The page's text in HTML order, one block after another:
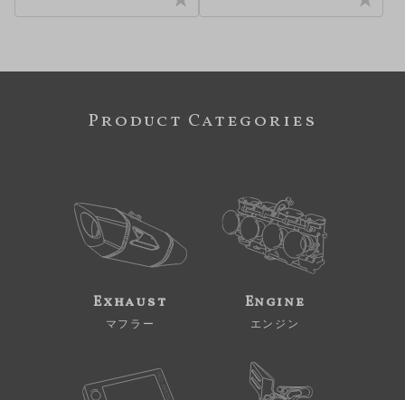
Product Categories
Exhaust
マフラー
Engine
エンジン